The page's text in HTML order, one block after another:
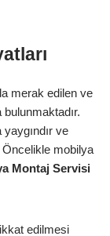
merak edilen ve
ve
Öncelikle mobilya
Montaj Servisi
edilmesi